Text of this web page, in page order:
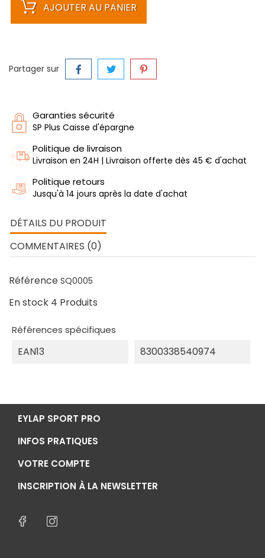
AJOUTER AU PANIER
Partager sur
Garanties sécurité
SP Plus Caisse d'épargne
Politique de livraison
Livraison en 24H | Livraison offerte dès 45 € d'achat
Politique retours
Jusqu'à 14 jours après la date d'achat
DÉTAILS DU PRODUIT
COMMENTAIRES (0)
Référence SQ0005
En stock 4 Produits
Références spécifiques
EAN13 8300338540974
EYLAP SPORT PRO
INFOS PRATIQUES
VOTRE COMPTE
INSCRIPTION À LA NEWSLETTER